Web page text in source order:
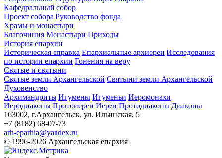
Кафедральный собор
Проект собора Руководство фонда
Храмы и монастыри
Благочиния Монастыри Приходы
История епархии
Историческая справка Епархиальные архиереи Исследования
по истории епархии Гонения на веру
Святые и святыни
Святые земли Архангельской Святыни земли Архангельской
Духовенство
Архимандриты Игумены Игуменьи Иеромонахи
Иеродиаконы Протоиереи Иереи Протодиаконы Диаконы
163002, г.Архангельск, ул. Ильинская, 5
+7 (8182) 68-07-73
arh-eparhia@yandex.ru
© 1996-2026 Архангельская епархия